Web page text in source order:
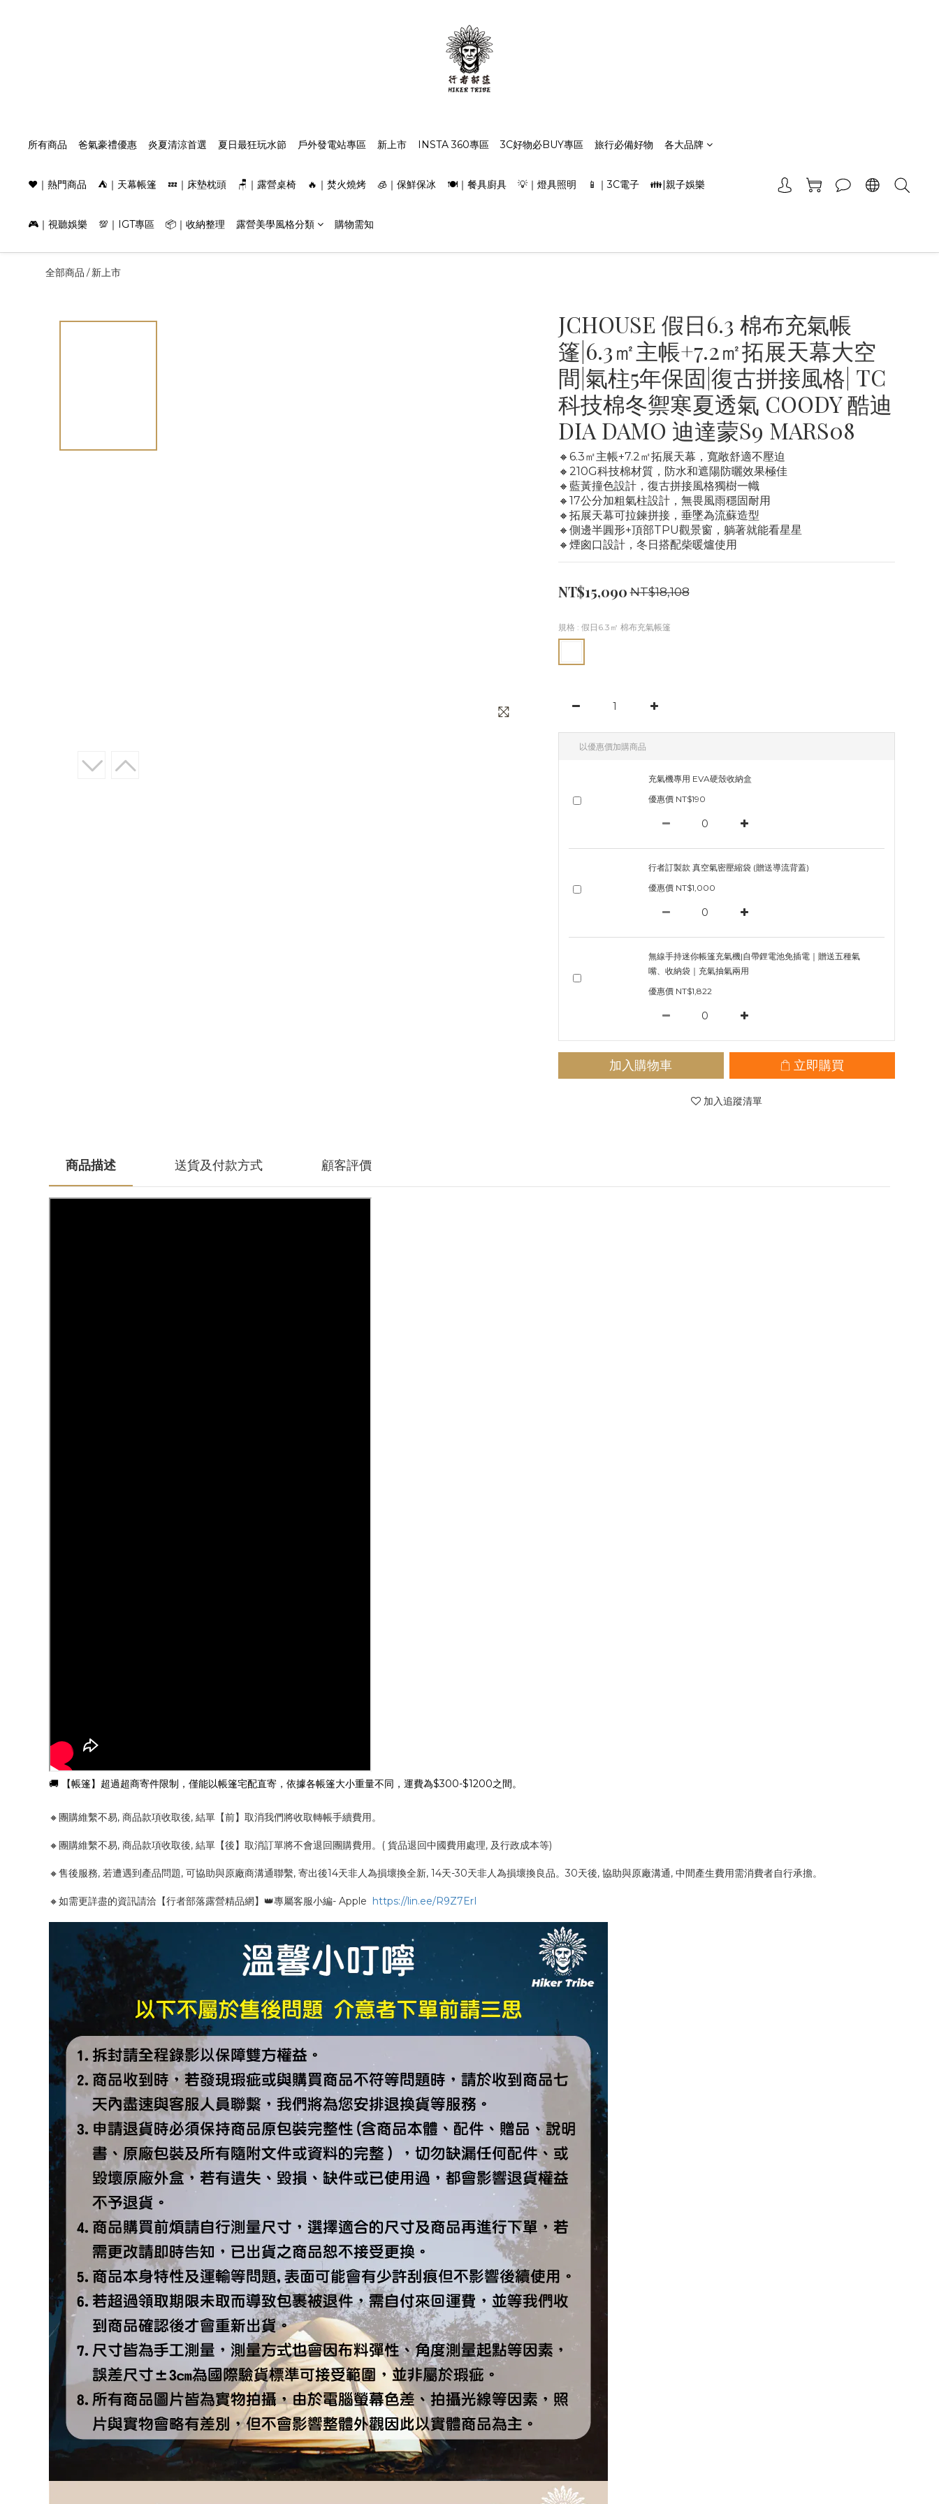
所有商品 爸氣豪禮優惠 炎夏清涼首選 夏日最狂玩水節 戶外發電站專區 新上市 INSTA 360專區 3C好物必BUY專區 旅行必備好物 各大品牌
❤️｜熱門商品 ⛺️｜天幕帳篷 💤｜床墊枕頭 🪑｜露營桌椅 🔥｜焚火燒烤 🧊｜保鮮保冰 🍽️｜餐具廚具 💡｜燈具照明 📱｜3C電子 👪|親子娛樂
🎮｜視聽娛樂 💯｜IGT專區 📦｜收納整理 露營美學風格分類 購物需知
全部商品 /新上市
JCHOUSE 假日6.3 棉布充氣帳
篷|6.3㎡主帳+7.2㎡拓展天幕大空
間|氣柱5年保固|復古拼接風格| TC
科技棉冬禦寒夏透氣 COODY 酷迪
DIA DAMO 迪達蒙S9 MARS08
🔸6.3㎡主帳+7.2㎡拓展天幕，寬敞舒適不壓迫
🔸210G科技棉材質，防水和遮陽防曬效果極佳
🔸藍黃撞色設計，復古拼接風格獨樹一幟
🔸17公分加粗氣柱設計，無畏風雨穩固耐用
🔸拓展天幕可拉鍊拼接，垂墜為流蘇造型
🔸側邊半圓形+頂部TPU觀景窗，躺著就能看星星
🔸煙囪口設計，冬日搭配柴暖爐使用
NT$15,090 NT$18,108
規格 : 假日6.3㎡ 棉布充氣帳篷
以優惠價加購商品
充氣機專用 EVA硬殼收納盒
優惠價 NT$190
行者訂製款 真空氣密壓縮袋 (贈送導流背蓋)
優惠價 NT$1,000
無線手持迷你帳篷充氣機|自帶鋰電池免插電｜贈送五種氣
嘴、收納袋｜充氣抽氣兩用
優惠價 NT$1,822
加入購物車 立即購買
加入追蹤清單
商品描述 送貨及付款方式 顧客評價
🚚 【帳篷】超過超商寄件限制，僅能以帳篷宅配直寄，依據各帳篷大小重量不同，運費為$300-$1200之間。
🔸團購維繫不易, 商品款項收取後, 結單【前】取消我們將收取轉帳手續費用。
🔸團購維繫不易, 商品款項收取後, 結單【後】取消訂單將不會退回團購費用。( 貨品退回中國費用處理, 及行政成本等)
🔸售後服務, 若遭遇到產品問題, 可協助與原廠商溝通聯繫, 寄出後14天非人為損壞換全新, 14天-30天非人為損壞換良品。30天後, 協助與原廠溝通, 中間產生費用需消費者自行承擔。
🔸如需更詳盡的資訊請洽【行者部落露營精品網】👑專屬客服小編- Apple https://lin.ee/R9Z7ErI